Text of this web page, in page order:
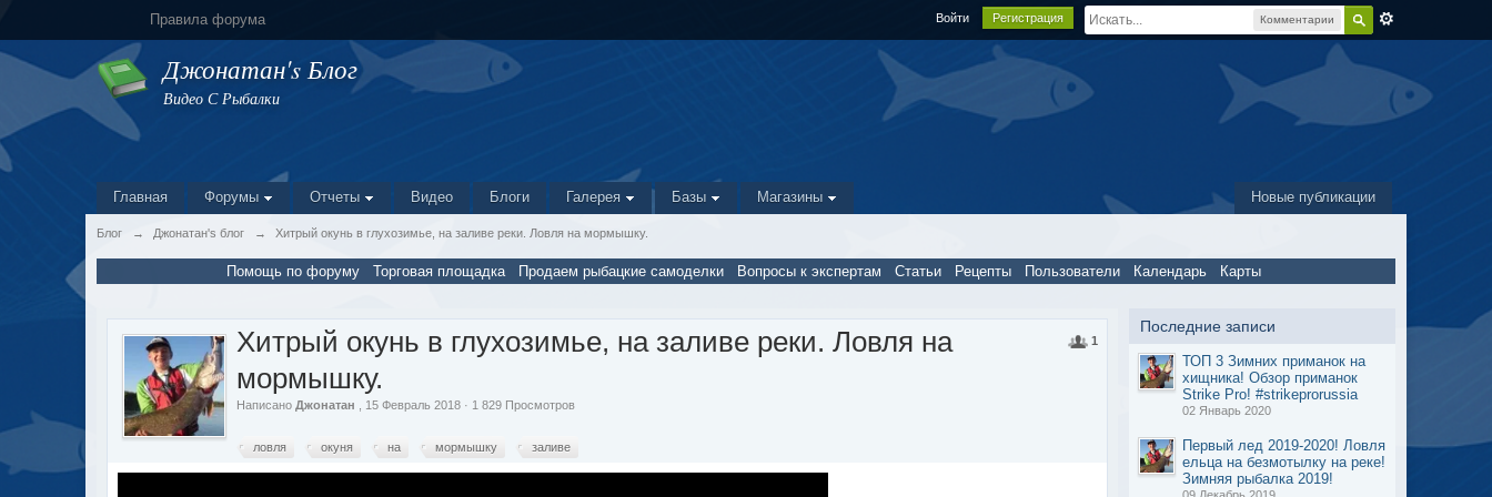
Комментарии
Правила форума Войти Регистрация
Джонатан's Блог
Видео С Рыбалки
Новые публикации
Главная Форумы Отчеты Видео Блоги Галерея Базы Магазины
Блог → Джонатан's блог → Хитрый окунь в глухозимье, на заливе реки. Ловля на мормышку.
Помощь по форуму Торговая площадка Продаем рыбацкие самоделки Вопросы к экспертам Статьи Рецепты Пользователи Календарь Карты
1
Хитрый окунь в глухозимье, на заливе реки. Ловля на
мормышку.
НаписаноДжонатан , 15 Февраль 2018 · 1 829 Просмотров
ловля окуня на мормышку заливе
Последние записи
ТОП 3 Зимних приманок на
хищника! Обзор приманок
Strike Pro! #strikeprorussia
02 Январь 2020
Первый лед 2019-2020! Ловля
ельца на безмотылку на реке!
Зимняя рыбалка 2019!